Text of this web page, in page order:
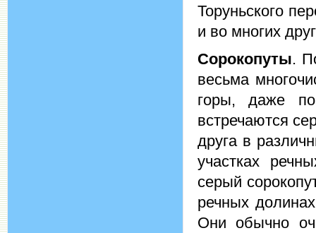
Торуньского
и во многих
Сорокопуты.
весьма
горы, даже
встречаются
друга в
участках
серый
речных
Они обычно